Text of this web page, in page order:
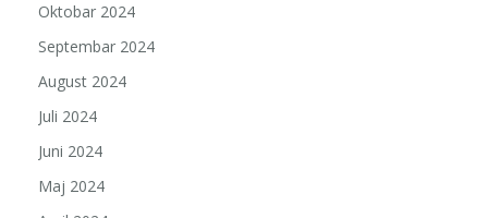
Oktobar 2024
Septembar 2024
August 2024
Juli 2024
Juni 2024
Maj 2024